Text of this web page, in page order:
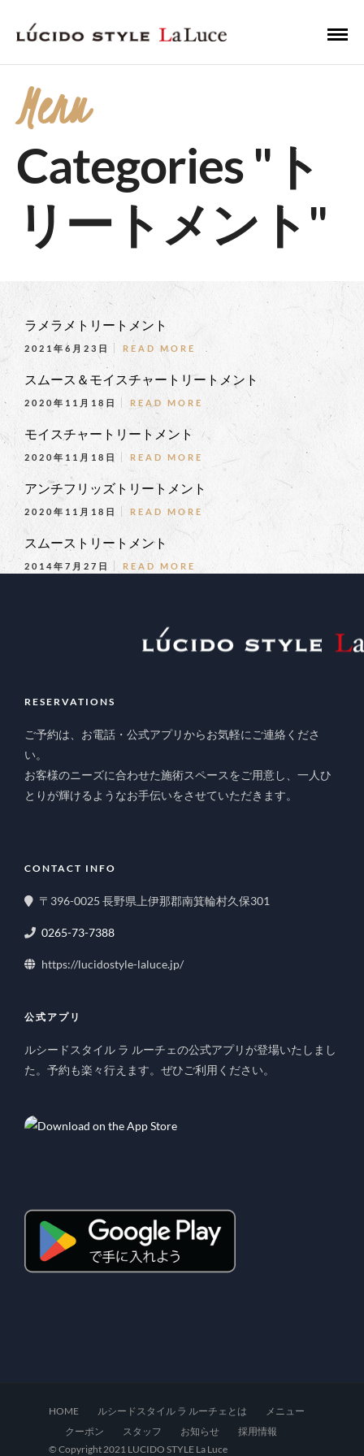
Menu
Categories "ト
リートメント"
ラメラメトリートメント
2021年6月23日 READ MORE
スムース＆モイスチャートリートメント
2020年11月18日 READ MORE
モイスチャートリートメント
2020年11月18日 READ MORE
アンチフリッズトリートメント
2020年11月18日 READ MORE
スムーストリートメント
2014年7月27日 READ MORE
RESERVATIONS
ご予約は、お電話・公式アプリからお気軽にご連絡くださ
い。
お客様のニーズに合わせた施術スペースをご用意し、一人ひ
とりが輝けるようなお手伝いをさせていただきます。
CONTACT INFO
〒396-0025 長野県上伊那郡南箕輪村久保301
0265-73-7388
https://lucidostyle-laluce.jp/
公式アプリ
ルシードスタイル ラ ルーチェの公式アプリが登場いたしまし
た。予約も楽々行えます。ぜひご利用ください。
HOME ルシードスタイル ラ ルーチェとは
メニュー
クーポン
スタッフ お知らせ
採用情報
© Copyright 2021 LUCIDO STYLE La Luce